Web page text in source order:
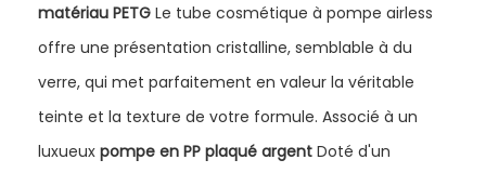
matériau PETG Le tube cosmétique à pompe airless
offre une présentation cristalline, semblable à du
verre, qui met parfaitement en valeur la véritable
teinte et la texture de votre formule. Associé à un
luxueux pompe en PP plaqué argent Doté d'un